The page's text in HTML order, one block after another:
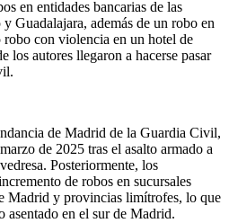
en entidades bancarias de las
Guadalajara, además de un robo en
con violencia en un hotel de
los autores llegaron a hacerse pasar
de Madrid de la Guardia Civil,
de 2025 tras el asalto armado a
Posteriormente, los
de robos en sucursales
Madrid y provincias limítrofes, lo que
en el sur de Madrid.